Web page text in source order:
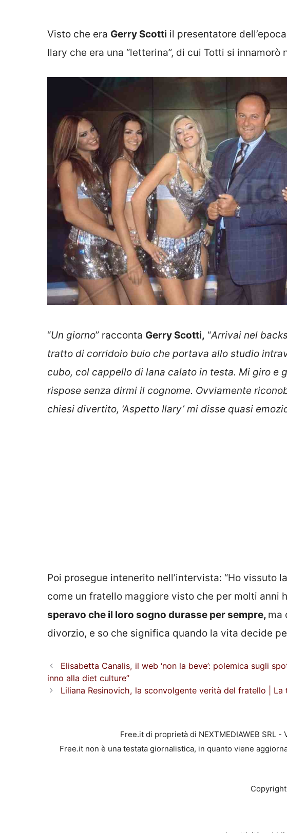
Visto che era Gerry Scotti il presentatore
Ilary che era una “letterina”, di cui Totti si innamorò
“Un giorno” racconta Gerry Scotti, “Arrivai nel
tratto di corridoio buio che portava allo studio
cubo, col cappello di lana calato in testa. Mi giro e
rispose senza dirmi il cognome. Ovviamente
chiesi divertito, ‘Aspetto Ilary’ mi disse quasi
Poi prosegue intenerito nell’intervista: “Ho vissuto
come un fratello maggiore visto che per molti anni
speravo che il loro sogno durasse per sempre, ma
divorzio, e so che significa quando la vita decide
Elisabetta Canalis, il web ‘non la beve’: polemica sugli
inno alla diet culture”
Liliana Resinovich, la sconvolgente verità del fratello |
Free.it di proprietà di NEXTMEDIAWEB SRL
Free.it non è una testata giornalistica, in quanto viene